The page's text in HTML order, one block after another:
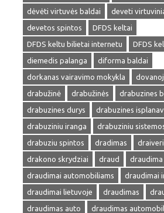
dėvėti virtuvės baldai
deveti
devetos spintos
DFDS keltai
DFDS keltu bilietai internetu
DFDS
diemedis palanga
diforma baldai
dorkanas vairavimo mokykla
drabužinė
drabužinės
drabuzines
drabuzines durys
drabuzines
drabuziniu iranga
drabuziniu
drabuziu spintos
dradimas
drakono skrydziai
draud draudima
draudimai automobiliams
draudimai
draudimai lietuvoje
draudimas
draudimas auto
draudimas